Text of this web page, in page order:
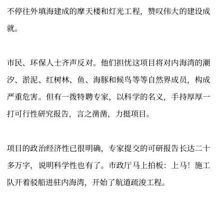
不停往外填海建成的摩天楼和灯光工程，赞叹伟大的建设成
就。
市民、环保人士齐声反对。他们担忧这项目将对内海湾的潮
汐、淤泥、红树林、鱼、海豚和候鸟等等自然界成员，构成
严重危害。但有一拨特聘专家，以科学的名义，手持厚厚一
打可行性研究报告，言之凿凿，力挺项目。
项目的政治经济性已很明确，专家提交的可研报告长达二十
多万字，说明科学性也有了。市政厅马上拍板：上马！施工
队开着驳船进驻内海湾，开始了航道疏浚工程。